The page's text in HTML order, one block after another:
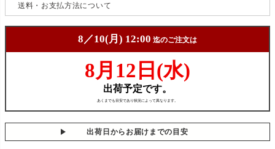
送料・お支払方法について
出荷日からお届けまでの目安